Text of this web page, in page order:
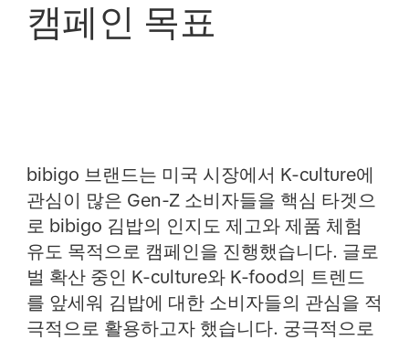
캠페인 목표
bibigo 브랜드는 미국 시장에서 K-culture에
관심이 많은 Gen-Z 소비자들을 핵심 타겟으
로 bibigo 김밥의 인지도 제고와 제품 체험
유도 목적으로 캠페인을 진행했습니다. 글로
벌 확산 중인 K-culture와 K-food의 트렌드
를 앞세워 김밥에 대한 소비자들의 관심을 적
극적으로 활용하고자 했습니다. 궁극적으로